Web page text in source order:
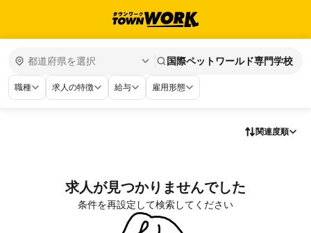
国際ペットワールド専門学校
職種 求人の特徴 給与 雇用形態
関連度順
求人が見つかりませんでした
条件を再設定して検索してください